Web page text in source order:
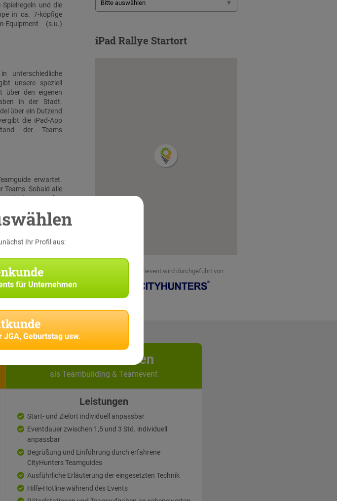
und die
in ca. 7-köpfige
(s.u.)
unterschiedliche
unsere speziell
über den eigenen
in der Stadt.
über ein Dutzend
die iPad-App
der Teams
erwartet.
Teams. Sobald alle
deren Punkte
Belohnung erhält
Siegerpreise
werden.
iPad Rallye Startort
Dieses Teamevent wird durchgeführt von
Firmenkunden
als Teambuilding & Teamevent
Leistungen
Start- und Zielort individuell anpassbar
Eventdauer zwischen 1,5 und 3 Std. individuell
anpassbar
Begrüßung und Einführung durch erfahrene
CityHunters Teamguides
Ausführliche Erläuterung der eingesetzten Technik
Hilfe-Hotline während des Events
Ihr Profil aus:
für Unternehmen
JGA, Geburtstag usw.